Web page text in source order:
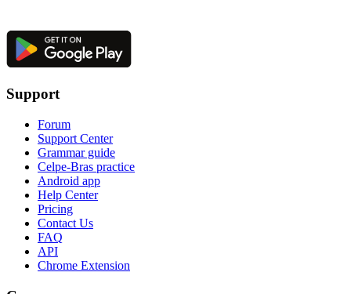
Support
Forum
Support Center
Grammar guide
Celpe-Bras practice
Android app
Help Center
Pricing
Contact Us
FAQ
API
Chrome Extension